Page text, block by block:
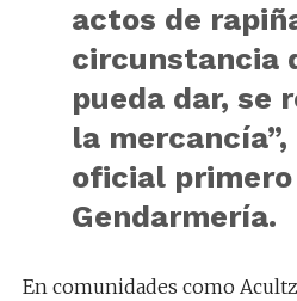
actos de
circunstancia
pueda dar, se
la
oficial
Gendarmería.
En comunidades como